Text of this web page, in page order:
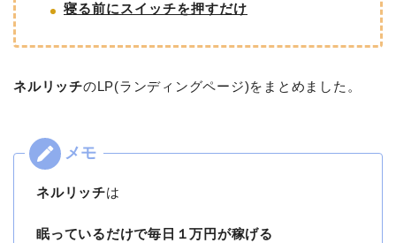
寝る前にスイッチを押すだけ
ネルリッチのLP(ランディングページ)をまとめました。
ネルリッチは
眠っているだけで毎日１万円が稼げる